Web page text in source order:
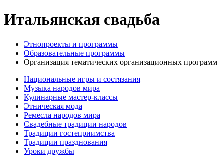
Итальянская свадьба
Этнопроекты и программы
Образовательные программы
Организация тематических организационных программ
Национальные игры и состязания
Музыка народов мира
Кулинарные мастер-классы
Этническая мода
Ремесла народов мира
Свадебные традиции народов
Традиции гостеприимства
Традиции празднования
Уроки дружбы